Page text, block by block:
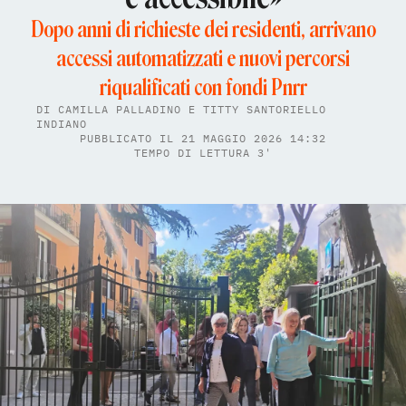
Dopo anni di richieste dei residenti, arrivano
accessi automatizzati e nuovi percorsi
riqualificati con fondi Pnrr
DI CAMILLA PALLADINO E TITTY SANTORIELLO
INDIANO
PUBBLICATO IL 21 MAGGIO 2026 14:32
TEMPO DI LETTURA 3'